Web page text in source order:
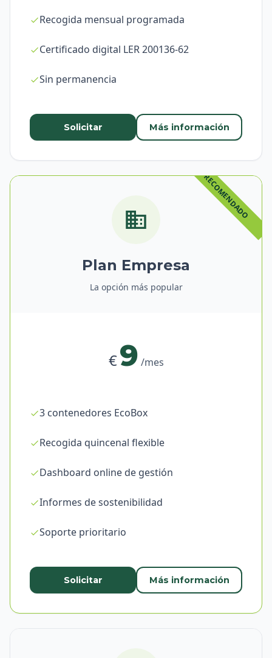
Recogida mensual programada
Certificado digital LER 200136-62
Sin permanencia
Solicitar Más información
Plan Empresa
La opción más popular
€9 /mes
3 contenedores EcoBox
Recogida quincenal flexible
Dashboard online de gestión
Informes de sostenibilidad
Soporte prioritario
Solicitar Más información